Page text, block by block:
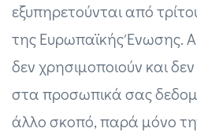
εξυπηρετούνται από
της Ευρωπαϊκής Ένωσης.
δεν χρησιμοποιούν και
στα προσωπικά σας
άλλο σκοπό, παρά μόνο